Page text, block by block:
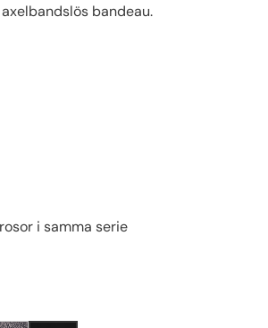
bandeau.
i samma serie